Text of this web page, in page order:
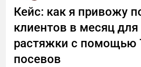
Кейс: как я привожу
клиентов в месяц для
растяжки с помощью
посевов